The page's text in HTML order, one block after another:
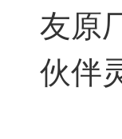
友原
伙伴
用